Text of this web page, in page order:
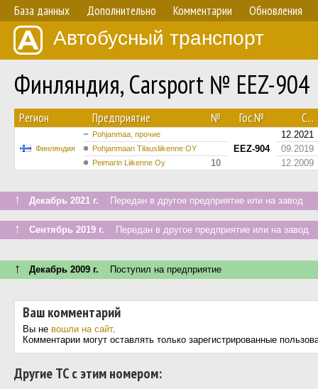
База данных Дополнительно Комментарии Обновления
Автобусный транспорт
Финляндия, Carsport № EEZ-904
Регион Предприятие № Гос.№ С...
Финляндия
Pohjanmaa, прочие
EEZ-904
12.2021
Pohjanmaan Tilausliikenne OY 09.2019
Peimarin Liikenne Oy 10 12.2009
↑ Декабрь 2021 г. Передан в другое предприятие или на завод
↑ Сентябрь 2019 г. Передан в другое предприятие или на завод
↑ Декабрь 2009 г. Поступил на предприятие
Ваш комментарий
Вы не вошли на сайт.
Комментарии могут оставлять только зарегистрированные
Другие ТС с этим номером: